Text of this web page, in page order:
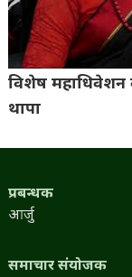
विशेष महाधिवेशन
थापा
प्रबन्धक
आर्जु
समाचार संयोजक